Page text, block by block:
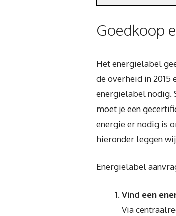
Goedkoop
Het energielabel
de overheid in
energielabel nodig.
moet je een
energie er nodig is
hieronder leggen
Energielabel
Vind een
Via